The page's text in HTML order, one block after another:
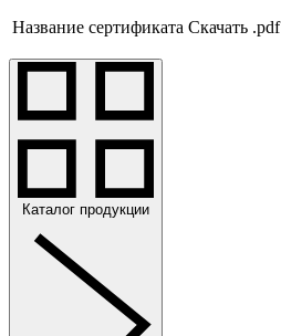
Название сертификата Скачать .pdf
Каталог продукции